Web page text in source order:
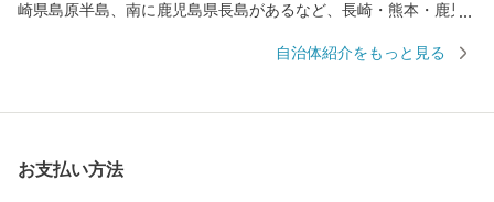
崎県島原半島、南に鹿児島県長島があるなど、長崎・熊本・鹿児
域間交流などあらゆる分野において、さらなる発展が期待される
自治体紹介をもっと見る
お支払い方法